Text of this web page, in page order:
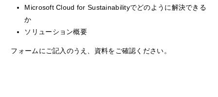
Microsoft Cloud for Sustainabilityでどのように解決できる
か
ソリューション概要
フォームにご記入のうえ、資料をご確認ください。